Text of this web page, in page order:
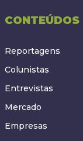
CONTEÚDOS
Reportagens
Colunistas
Entrevistas
Mercado
Empresas